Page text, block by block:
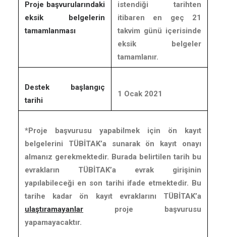
Proje başvurularındaki
eksik belgelerin
tamamlanması
istendiği tarihten
itibaren en geç 21
takvim günü içerisinde
eksik belgeler
tamamlanır.
Destek başlangıç
tarihi
1 Ocak 2021
*Proje başvurusu yapabilmek için ön kayıt
belgelerini TÜBİTAK’a sunarak ön kayıt onayı
almanız gerekmektedir. Burada belirtilen tarih bu
evrakların TÜBİTAK’a evrak girişinin
yapılabileceği en son tarihi ifade etmektedir. Bu
tarihe kadar ön kayıt evraklarını TÜBİTAK’a
ulaştıramayanlar proje başvurusu
yapamayacaktır.